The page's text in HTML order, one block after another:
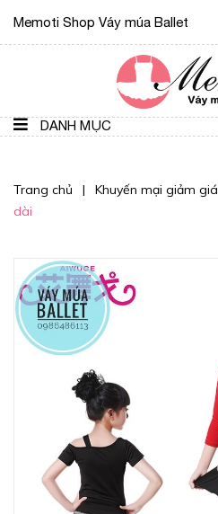
Memoti Shop Váy múa Ballet
DANH MỤC
Trang chủ | Khuyến mại giảm giá
dài